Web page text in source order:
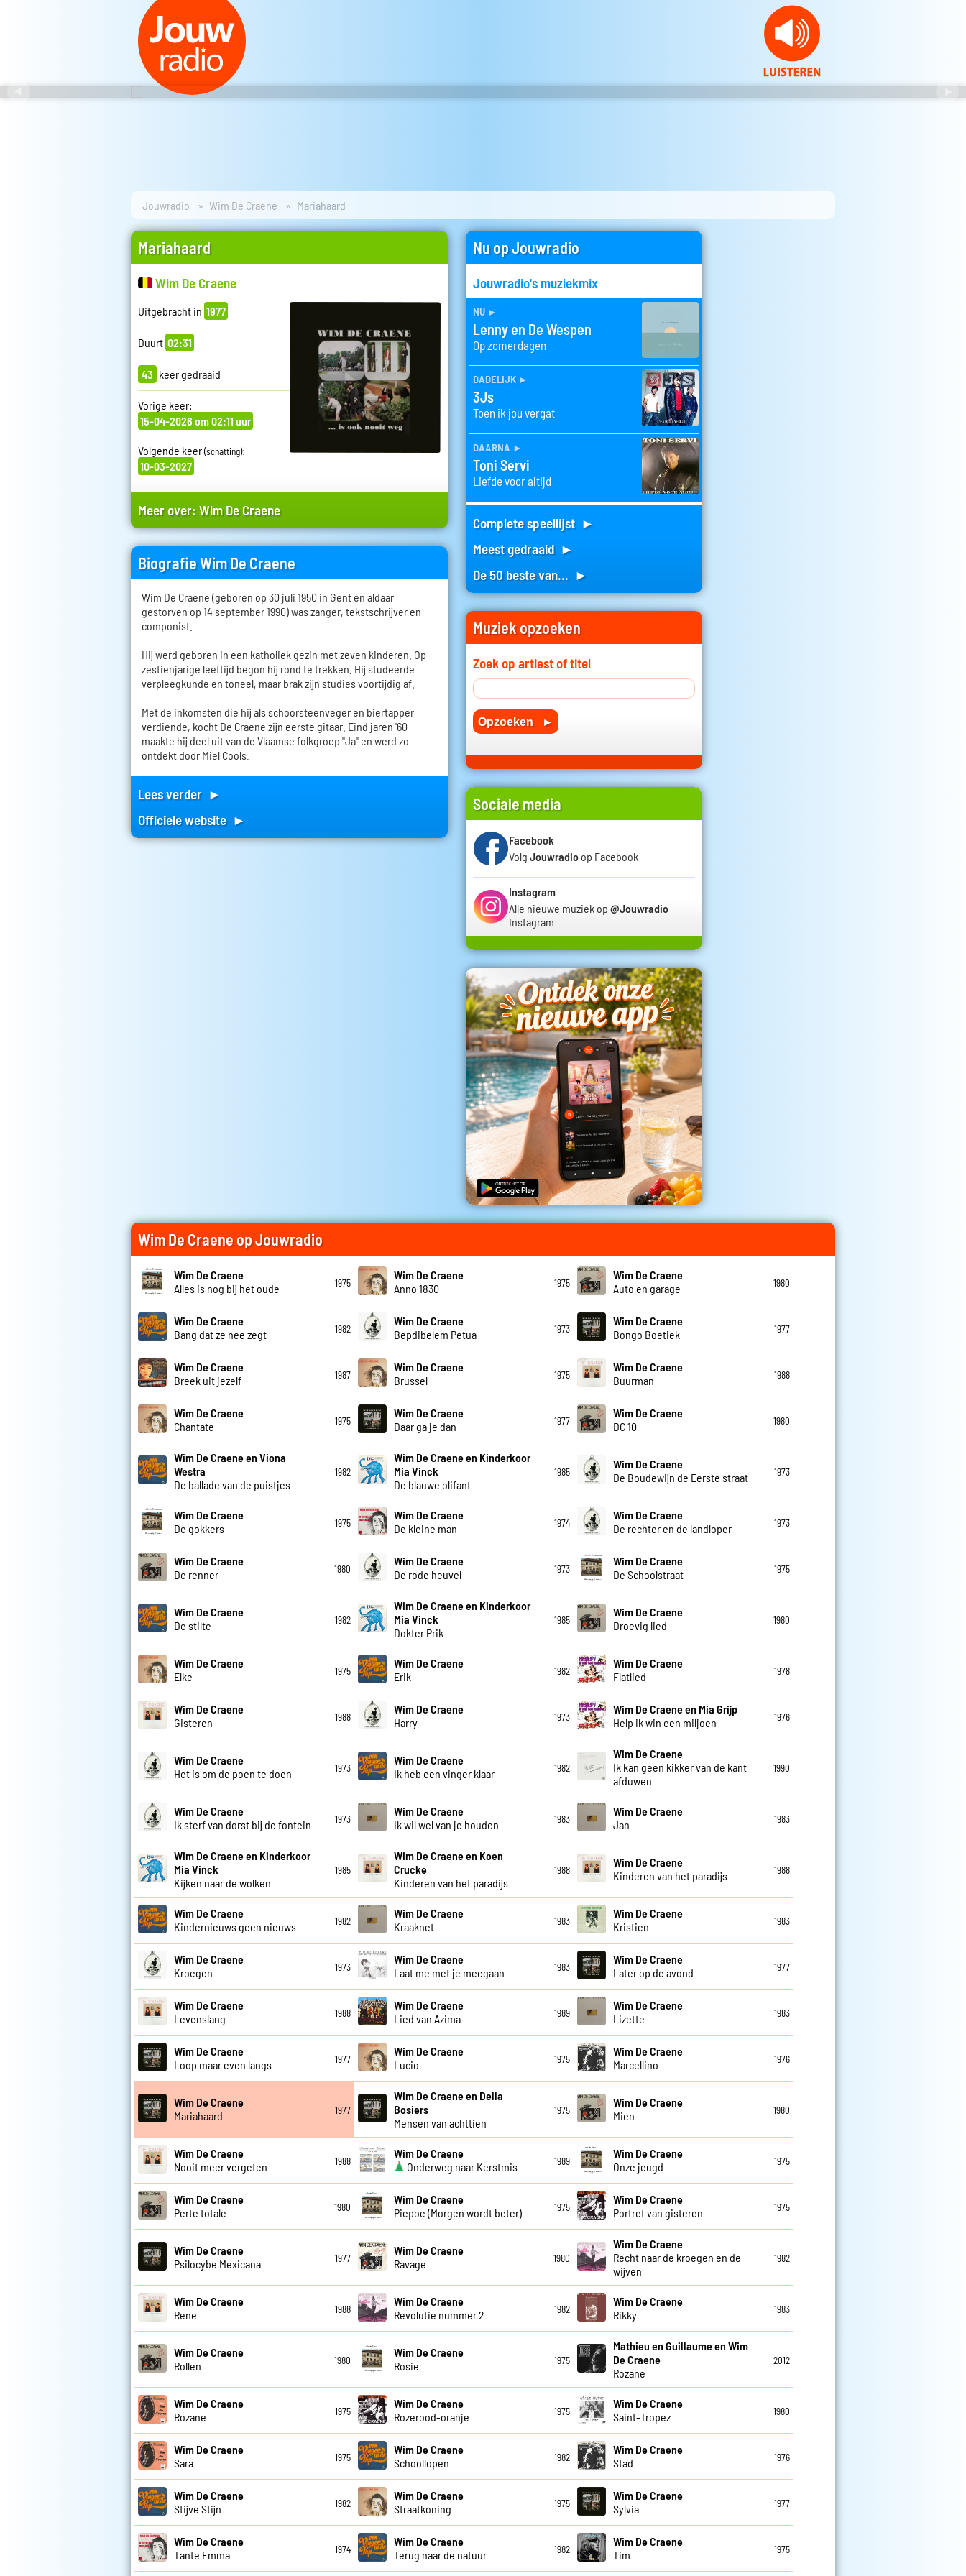
Jouwradio Wim De Craene Mariahaard
Mariahaard
Wim De Craene
Uitgebracht in 1977
Duurt 02:31
43 keer gedraaid
Vorige keer:
15-04-2026 om 02:11 uur
Volgende keer(schatting):
10-03-2027
Meer over:Wim De Craene
Biografie Wim De Craene
Wim De Craene (geboren op 30 juli 1950 in Gent en aldaar
gestorven op 14 september 1990) was zanger, tekstschrijver en
componist.
Hij werd geboren in een katholiek gezin met zeven kinderen. Op
zestienjarige leeftijd begon hij rond te trekken. Hij studeerde
verpleegkunde en toneel, maar brak zijn studies voortijdig af.
Met de inkomsten die hij als schoorsteenveger en biertapper
verdiende, kocht De Craene zijn eerste gitaar. Eind jaren '60
maakte hij deel uit van de Vlaamse folkgroep "Ja" en werd zo
ontdekt door Miel Cools.
Lees verder ►
Officiele website ►
Nu op Jouwradio
Jouwradio's muziekmix
nu ►
Lenny en De Wespen
Op zomerdagen
dadelijk ►
3Js
Toen ik jou vergat
daarna ►
Toni Servi
Liefde voor altijd
Complete speellijst ►
Meest gedraaid ►
De 50 beste van... ►
Muziek opzoeken
Zoek op artiest of titel
Sociale media
Facebook
Volg Jouwradio op Facebook
Instagram
Alle nieuwe muziek op @Jouwradio
Instagram
Wim De Craene op Jouwradio
Wim De Craene
Alles is nog bij het oude
1975
Wim De Craene
Anno 1830
1975
Wim De Craene
Auto en garage
1980
Wim De Craene
Bang dat ze nee zegt
1982
Wim De Craene
Bepdibelem Petua
1973
Wim De Craene
Bongo Boetiek
1977
Wim De Craene
Breek uit jezelf
1987
Wim De Craene
Brussel
1975
Wim De Craene
Buurman
1988
Wim De Craene
Chantate
1975
Wim De Craene
Daar ga je dan
1977
Wim De Craene
DC 10
1980
Wim De Craene en Viona
Westra
De ballade van de puistjes
1982
Wim De Craene en Kinderkoor
Mia Vinck
De blauwe olifant
1985
Wim De Craene
De Boudewijn de Eerste straat
1973
Wim De Craene
De gokkers
1975
Wim De Craene
De kleine man
1974
Wim De Craene
De rechter en de landloper
1973
Wim De Craene
De renner
1980
Wim De Craene
De rode heuvel
1973
Wim De Craene
De Schoolstraat
1975
Wim De Craene
De stilte
1982
Wim De Craene en Kinderkoor
Mia Vinck
Dokter Prik
1985
Wim De Craene
Droevig lied
1980
Wim De Craene
Elke
1975
Wim De Craene
Erik
1982
Wim De Craene
Flatlied
1978
Wim De Craene
Gisteren
1988
Wim De Craene
Harry
1973
Wim De Craene en Mia Grijp
Help ik win een miljoen
1976
Wim De Craene
Het is om de poen te doen
1973
Wim De Craene
Ik heb een vinger klaar
1982
Wim De Craene
Ik kan geen kikker van de kant
afduwen
1990
Wim De Craene
Ik sterf van dorst bij de fontein
1973
Wim De Craene
Ik wil wel van je houden
1983
Wim De Craene
Jan
1983
Wim De Craene en Kinderkoor
Mia Vinck
Kijken naar de wolken
1985
Wim De Craene en Koen
Crucke
Kinderen van het paradijs
1988
Wim De Craene
Kinderen van het paradijs
1988
Wim De Craene
Kindernieuws geen nieuws
1982
Wim De Craene
Kraaknet
1983
Wim De Craene
Kristien
1983
Wim De Craene
Kroegen
1973
Wim De Craene
Laat me met je meegaan
1983
Wim De Craene
Later op de avond
1977
Wim De Craene
Levenslang
1988
Wim De Craene
Lied van Azima
1989
Wim De Craene
Lizette
1983
Wim De Craene
Loop maar even langs
1977
Wim De Craene
Lucio
1975
Wim De Craene
Marcellino
1976
Wim De Craene
Mariahaard
1977
Wim De Craene en Della
Bosiers
Mensen van achttien
1975
Wim De Craene
Mien
1980
Wim De Craene
Nooit meer vergeten
1988
Wim De Craene
Onderweg naar Kerstmis
1989
Wim De Craene
Onze jeugd
1975
Wim De Craene
Perte totale
1980
Wim De Craene
Piepoe (Morgen wordt beter)
1975
Wim De Craene
Portret van gisteren
1975
Wim De Craene
Psilocybe Mexicana
1977
Wim De Craene
Ravage
1980
Wim De Craene
Recht naar de kroegen en de
wijven
1982
Wim De Craene
Rene
1988
Wim De Craene
Revolutie nummer 2
1982
Wim De Craene
Rikky
1983
Wim De Craene
Rollen
1980
Wim De Craene
Rosie
1975
Mathieu en Guillaume en Wim
De Craene
Rozane
2012
Wim De Craene
Rozane
1975
Wim De Craene
Rozerood-oranje
1975
Wim De Craene
Saint-Tropez
1980
Wim De Craene
Sara
1975
Wim De Craene
Schoollopen
1982
Wim De Craene
Stad
1976
Wim De Craene
Stijve Stijn
1982
Wim De Craene
Straatkoning
1975
Wim De Craene
Sylvia
1977
Wim De Craene
Tante Emma
1974
Wim De Craene
Terug naar de natuur
1982
Wim De Craene
Tim
1975